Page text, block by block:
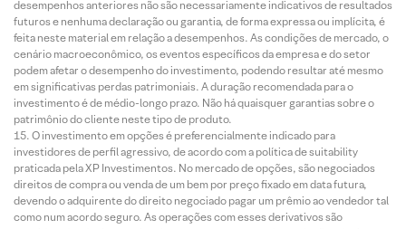
desempenhos anteriores não são necessariamente indicativos de resultados
futuros e nenhuma declaração ou garantia, de forma expressa ou implícita, é
feita neste material em relação a desempenhos. As condições de mercado, o
cenário macroeconômico, os eventos específicos da empresa e do setor
podem afetar o desempenho do investimento, podendo resultar até mesmo
em significativas perdas patrimoniais. A duração recomendada para o
investimento é de médio-longo prazo. Não há quaisquer garantias sobre o
patrimônio do cliente neste tipo de produto.
O investimento em opções é preferencialmente indicado para
investidores de perfil agressivo, de acordo com a política de suitability
praticada pela XP Investimentos. No mercado de opções, são negociados
direitos de compra ou venda de um bem por preço fixado em data futura,
devendo o adquirente do direito negociado pagar um prêmio ao vendedor tal
como num acordo seguro. As operações com esses derivativos são